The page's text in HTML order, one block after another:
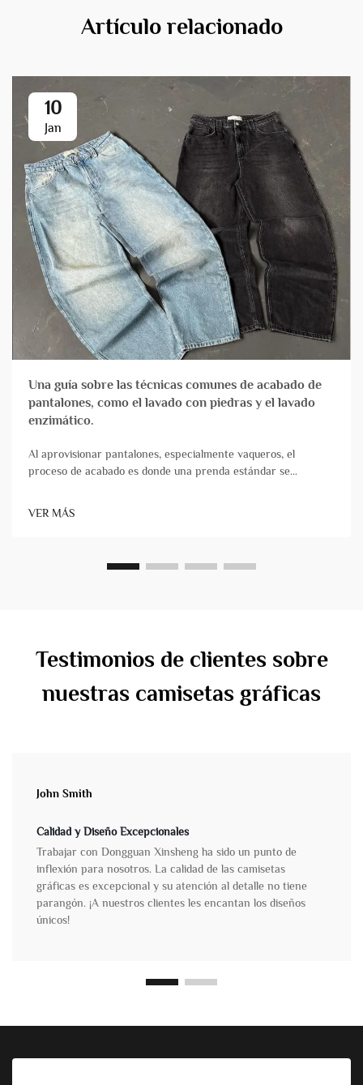
Artículo relacionado
10
Jan
Una guía sobre las técnicas comunes de acabado de
pantalones, como el lavado con piedras y el lavado
enzimático.
Al aprovisionar pantalones, especialmente vaqueros, el
proceso de acabado es donde una prenda estándar se
atractivo comercial. Para los propietarios de marcas y los
gestores de productos, comprender estas técnicas es
VER MÁS
Testimonios de clientes sobre
nuestras camisetas gráficas
John Smith
Calidad y Diseño Excepcionales
Trabajar con Dongguan Xinsheng ha sido un punto de
inflexión para nosotros. La calidad de las camisetas
gráficas es excepcional y su atención al detalle no tiene
parangón. ¡A nuestros clientes les encantan los diseños
únicos!